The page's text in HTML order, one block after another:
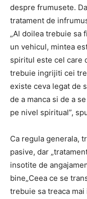
despre frumusete.
tratament de
„Al doilea trebuie sa
un vehicul, mintea
spiritul este cel care
trebuie ingrijiti cei
existe ceva legat de
de a manca si de a
pe nivel spiritual”,
Ca regula generala,
pasive, dar
insotite de
bine„Ceea ce se
trebuie sa treaca